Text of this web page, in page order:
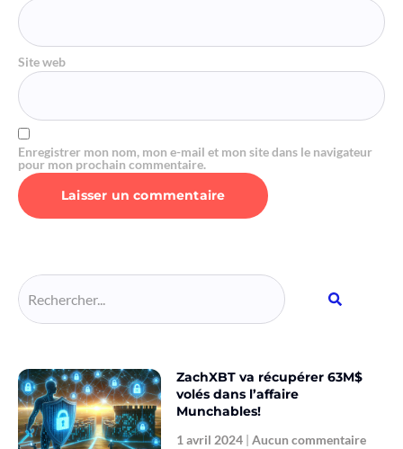
Site web
Enregistrer mon nom, mon e-mail et mon site dans le navigateur
pour mon prochain commentaire.
ZachXBT va récupérer 63M$
volés dans l’affaire
Munchables!
1 avril 2024 Aucun commentaire